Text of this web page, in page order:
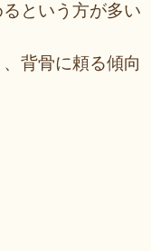
という方が多い
背骨に頼る傾向